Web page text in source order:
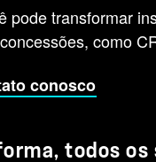
pode transformar
como
conosco
todos os